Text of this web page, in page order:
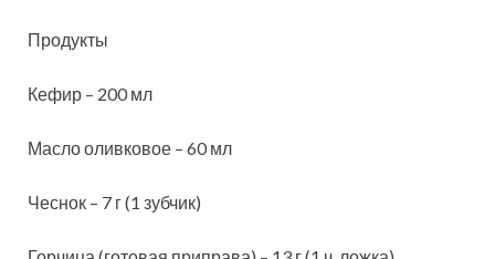
Продукты
Кефир – 200 мл
Масло оливковое – 60 мл
Чеснок – 7 г (1 зубчик)